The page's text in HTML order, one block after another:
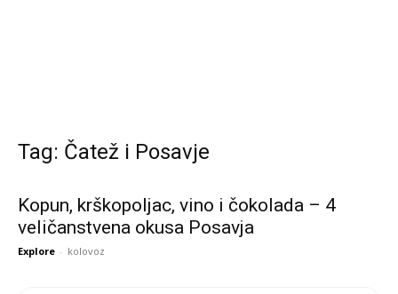
Tag: Čatež i Posavje
Kopun, krškopoljac, vino i čokolada – 4
veličanstvena okusa Posavja
Explore - kolovoz